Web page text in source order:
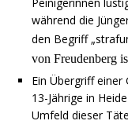
während die
den Begriff
von Freudenberg
Ein Übergriff
13-Jährige in
Umfeld dieser